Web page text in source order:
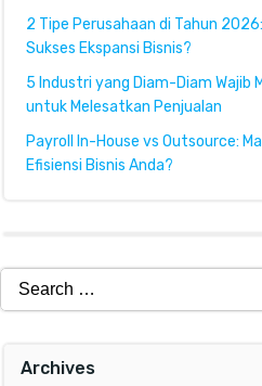
2 Tipe Perusahaan di Tahun
Sukses Ekspansi Bisnis?
5 Industri yang Diam-Diam Wajib
untuk Melesatkan Penjualan
Payroll In-House vs Outsource:
Efisiensi Bisnis Anda?
Search
for:
Archives